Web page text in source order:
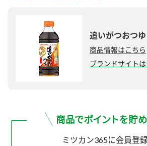
追いがつおつ
商品情報はこちら
ブランドサイト
ミツカン365に会員登